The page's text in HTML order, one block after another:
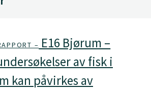
– E16 Bjørum –
av fisk i
kan påvirkes av